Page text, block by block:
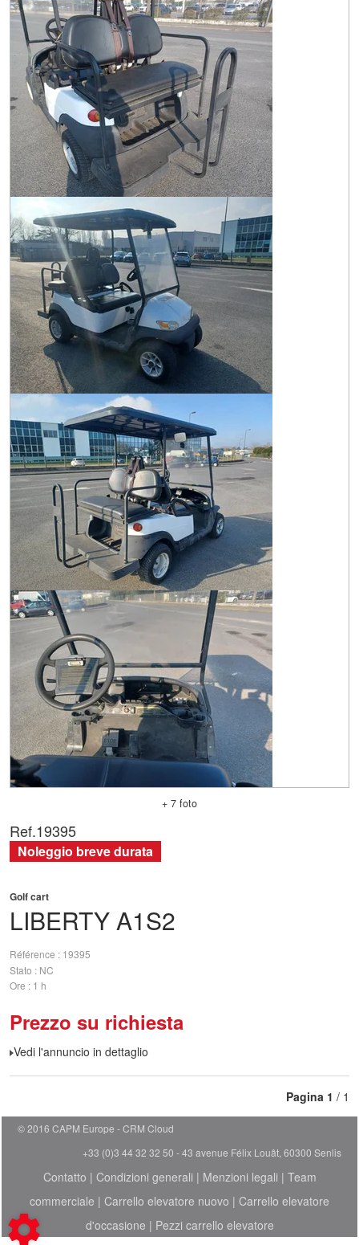
+ 7 foto
LIBERTYA1S2
Golf cart
Référence
19395
Stato
NC
Ore
1 h
Prezzo su richiesta
Vedi l'annuncio in dettaglio
Ref.19395
Noleggio breve durata
Pagina 1 / 1
© 2016 CAPM Europe
CRM Cloud
+33 (0)3 44 32 32 50 - 43 avenue Félix Louât, 60300 Senlis
Contatto | Condizioni generali| Menzioni legali| Team
commerciale | Carrello elevatore nuovo | Carrello elevatore
d'occasione | Pezzi carrello elevatore